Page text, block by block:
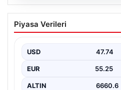
Etimesgut
Derinleşiyor: Başkan
Çıktı
Ankara Batı Cumhuriyet
yürütülen kapsamlı
Piyasa Verileri
USD 47.74
EUR 55.25
ALTIN 6660.6